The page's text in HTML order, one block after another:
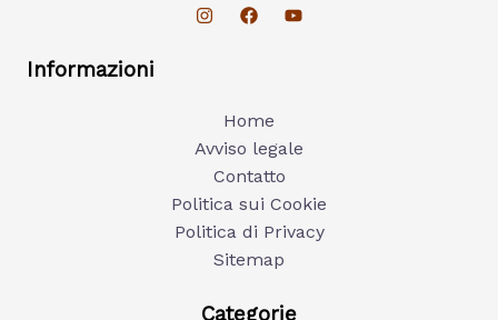
Informazioni
Home
Avviso legale
Contatto
Politica sui Cookie
Politica di Privacy
Sitemap
Categorie